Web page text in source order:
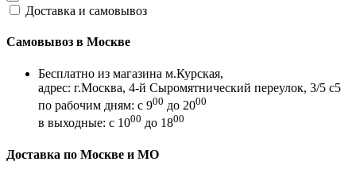
Доставка и самовывоз
Самовывоз в Москве
Бесплатно из магазина м.Курская,
адрес: г.Москва, 4-й Сыромятнический переулок, 3/5 с5
по рабочим дням: с 900 до 2000
в выходные: с 1000 до 1800
Доставка по Москве и МО